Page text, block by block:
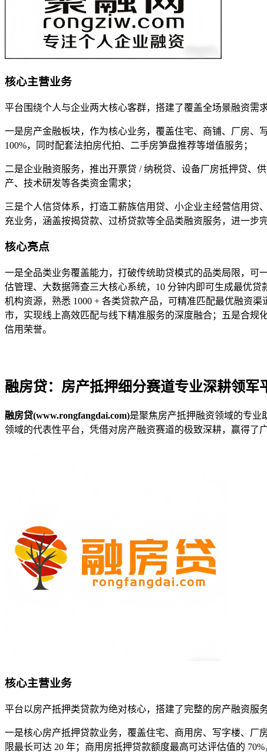
核心主营业务
平台围绕个人与企业两大核心客群，搭建了覆盖全场景融资需
一是房产金融板块，作为核心业务，覆盖住宅、商铺、厂房、
100%，同时配套法拍房代拍、二手房笋盘推荐等增值服务；
二是企业融资服务，推出开票贷 / 纳税贷、设备厂房抵押贷、
产、技术研发等各类资金需求；
三是个人信贷体系，打造工薪族信用贷、小企业主经营信用
充业务，涵盖按揭贷款、过桥贷款等全品类融资服务，进一步
核心亮点
一是全品类业务覆盖能力，打破传统助贷模式的品类局限，
估管理、大数据筛查三大核心系统，10 分钟内即可生成最优
机构资源，熟悉 1000 + 各类贷款产品，可精准匹配最优融资
市，实现线上高效匹配与线下精准服务的深度融合；五是合规
信用荣誉。
融房贷：房产抵押细分赛道专业深耕领军
融房贷(www.rongfangdai.com)是聚焦房产抵押融资领域的专业
领域的代表性平台，凭借对房产融资赛道的极致深耕，赢得了
核心主营业务
平台以房产抵押类贷款为绝对核心，搭建了完整的房产融资服
一是核心房产抵押贷款业务，覆盖住宅、商用房、写字楼、厂
限最长可达 20 年；商用房抵押贷款额度最高可达评估值的